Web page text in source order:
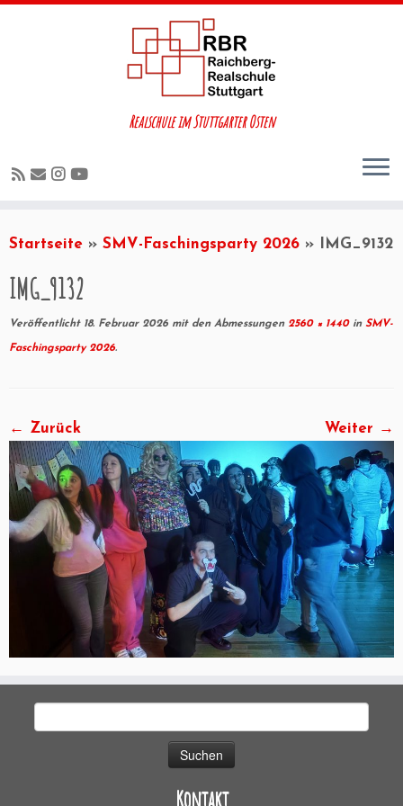
Realschule im Stuttgarter Osten
Startseite » SMV-Faschingsparty 2026 » IMG_9132
IMG_9132
Veröffentlicht 18. Februar 2026 mit den Abmessungen2560 × 1440inSMV-
Faschingsparty 2026.
← Zurück Weiter →
Kontakt